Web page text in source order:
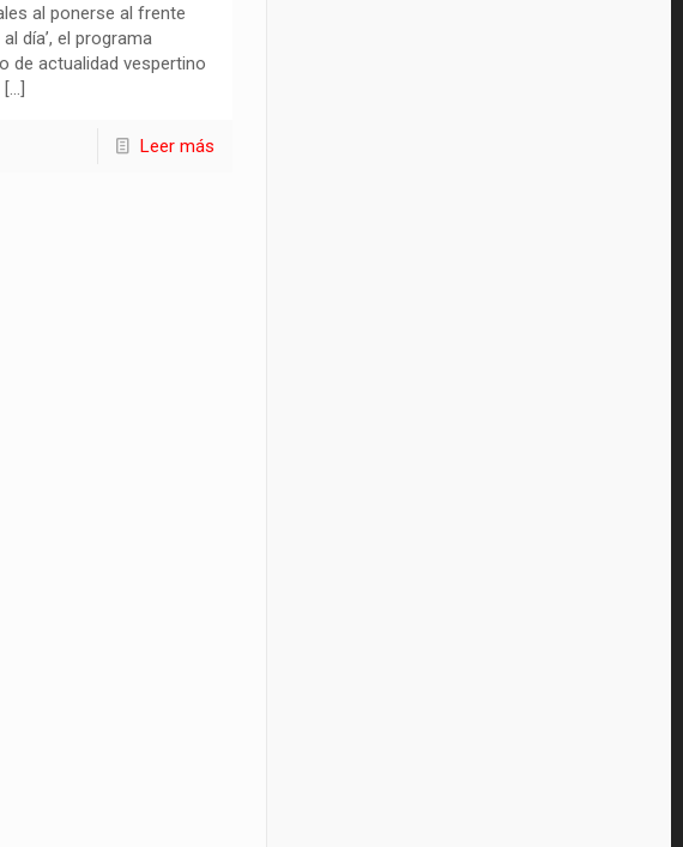
al ponerse al frente
día’, el programa
de actualidad vespertino
[…]
Leer más